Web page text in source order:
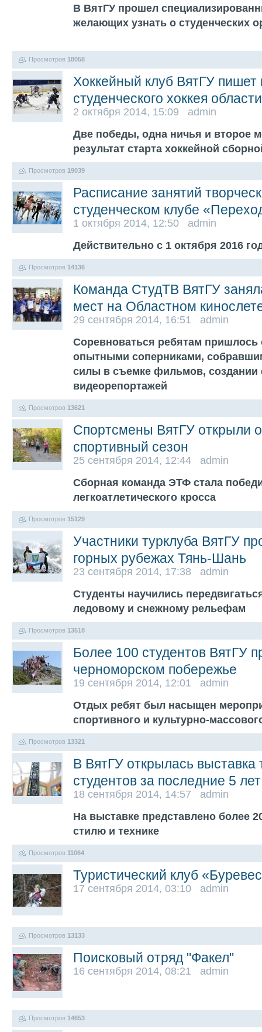
В ВятГУ прошел
желающих узнать о студенческих
Просмотров 18058
Хоккейный клуб ВятГУ пишет
студенческого хоккея области
2 октября 2014, 15:09 admin
Две победы, одна ничья и второе
результат старта хоккейной
Просмотров 19039
Расписание занятий
студенческом клубе
1 октября 2014, 12:50 admin
Действительно с 1 октября 2016
Просмотров 14136
Команда СтудТВ ВятГУ
мест на Областном
29 сентября 2014, 16:51 admin
Соревноваться ребятам пришлось
опытными соперниками,
силы в съемке фильмов, создании
видеорепортажей
Просмотров 13621
Спортсмены ВятГУ открыли
спортивный сезон
25 сентября 2014, 12:44 admin
Сборная команда ЭТФ стала
легкоатлетического кросса
Просмотров 15129
Участники турклуба ВятГУ
горных рубежах Тянь-Шань
23 сентября 2014, 17:38 admin
Студенты научились
ледовому и снежному рельефам
Просмотров 13518
Более 100 студентов ВятГУ
черноморском побережье
19 сентября 2014, 12:01 admin
Отдых ребят был насыщен
спортивного и культурно-
Просмотров 13321
В ВятГУ открылась выставка
студентов за последние 5 лет
18 сентября 2014, 14:57 admin
На выставке представлено более
стилю и технике
Просмотров 11064
Туристический клуб
17 сентября 2014, 03:10 admin
Просмотров 13133
Поисковый отряд "Факел"
16 сентября 2014, 08:21 admin
Просмотров 14653